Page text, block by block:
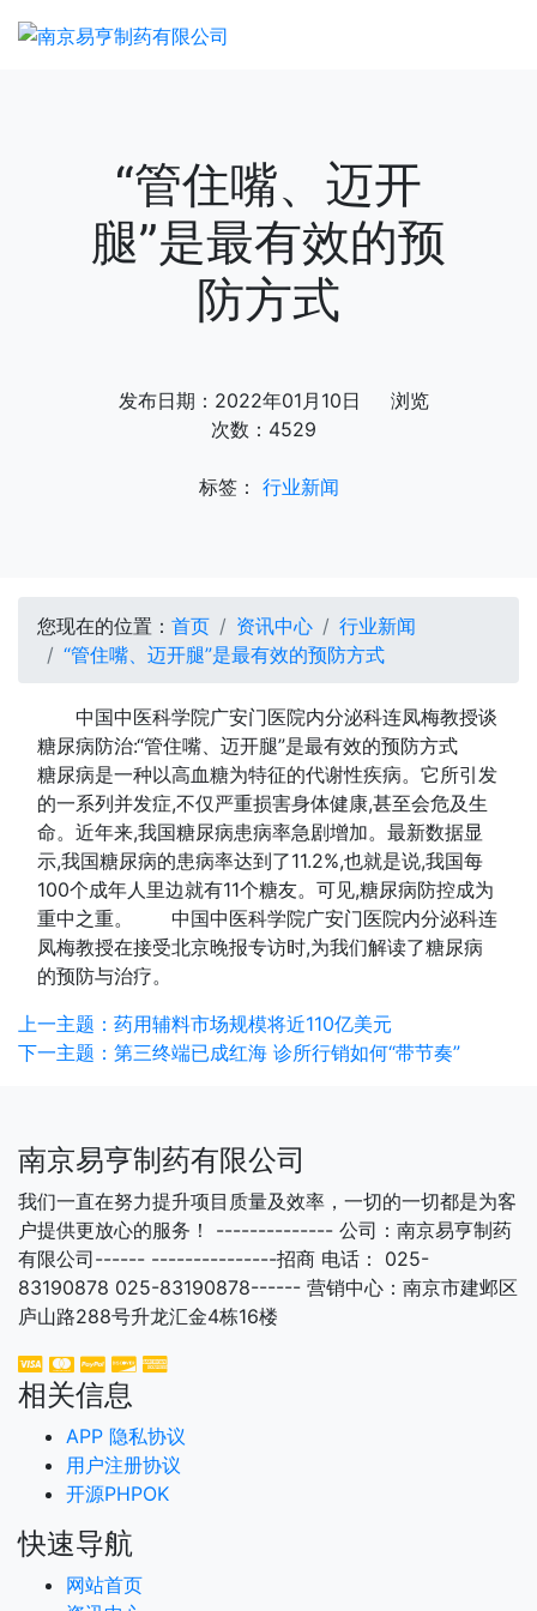
“管住嘴、迈开
腿”是最有效的预
防方式
发布日期：2022年01月10日 浏览
次数：4529
标签： 行业新闻
您现在的位置： 首页 资讯中心
行业新闻
“管住嘴、迈开腿”是最有效的预防方式
中国中医科学院广安门医院内分泌科连凤梅教授谈
糖尿病防治:“管住嘴、迈开腿”是最有效的预防方式
糖尿病是一种以高血糖为特征的代谢性疾病。它所引发
的一系列并发症,不仅严重损害身体健康,甚至会危及生
命。近年来,我国糖尿病患病率急剧增加。最新数据显
示,我国糖尿病的患病率达到了11.2%,也就是说,我国每
100个成年人里边就有11个糖友。可见,糖尿病防控成为
重中之重。 中国中医科学院广安门医院内分泌科连
凤梅教授在接受北京晚报专访时,为我们解读了糖尿病
的预防与治疗。
上一主题：药用辅料市场规模将近110亿美元
下一主题：第三终端已成红海 诊所行销如何“带节奏”
南京易亨制药有限公司
我们一直在努力提升项目质量及效率，一切的一切都是为客
户提供更放心的服务！ -------------- 公司：南京易亨制药
有限公司------ ---------------招商 电话： 025-
83190878 025-83190878------ 营销中心：南京市建邺区
庐山路288号升龙汇金4栋16楼
相关信息
APP 隐私协议
用户注册协议
开源PHPOK
快速导航
网站首页